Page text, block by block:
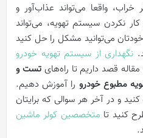
خراب، واقعا می‌تواند عذاب‌آور و
نکردن سیستم تهویه، می‌تواند
می‌توانید مشکل را حل کنید
نگهداری از سیستم تهویه خودرو
قصد داریم تا راه‌هایتست و
مطبوع خودرو را آموزش دهیم.
کنید و در آخر هر سوالی که برایتان
کنید تا متخصصین کولر ماشین